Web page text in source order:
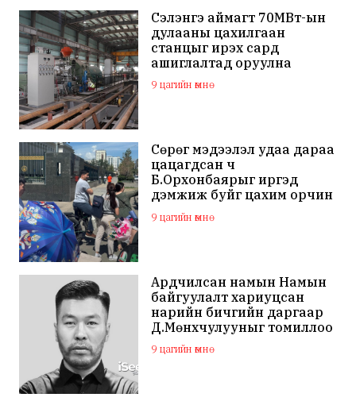
Сэлэнгэ аймагт 70МВт-ын
дулааны цахилгаан
станцыг ирэх сард
ашиглалтад оруулна
9 цагийн өмнө
Сөрөг мэдээлэл удаа дараа
цацагдсан ч
Б.Орхонбаярыг иргэд
дэмжиж буйг цахим орчин
дахь сэтгэгдэл харууллаа
9 цагийн өмнө
Ардчилсан намын Намын
байгуулалт хариуцсан
нарийн бичгийн даргаар
Д.Мөнхчулууныг томиллоо
9 цагийн өмнө